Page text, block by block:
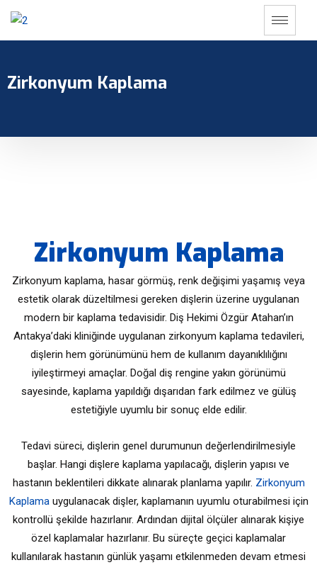
Zirkonyum Kaplama
Zirkonyum Kaplama
Zirkonyum kaplama, hasar görmüş, renk değişimi yaşamış veya
estetik olarak düzeltilmesi gereken dişlerin üzerine uygulanan
modern bir kaplama tedavisidir. Diş Hekimi Özgür Atahan’ın
Antakya’daki kliniğinde uygulanan zirkonyum kaplama tedavileri,
dişlerin hem görünümünü hem de kullanım dayanıklılığını
iyileştirmeyi amaçlar. Doğal diş rengine yakın görünümü
sayesinde, kaplama yapıldığı dışarıdan fark edilmez ve gülüş
estetiğiyle uyumlu bir sonuç elde edilir.
Tedavi süreci, dişlerin genel durumunun değerlendirilmesiyle
başlar. Hangi dişlere kaplama yapılacağı, dişlerin yapısı ve
hastanın beklentileri dikkate alınarak planlama yapılır. Zirkonyum
Kaplamauygulanacak dişler, kaplamanın uyumlu oturabilmesi için
kontrollü şekilde hazırlanır. Ardından dijital ölçüler alınarak kişiye
özel kaplamalar hazırlanır. Bu süreçte geçici kaplamalar
kullanılarak hastanın günlük yaşamı etkilenmeden devam etmesi